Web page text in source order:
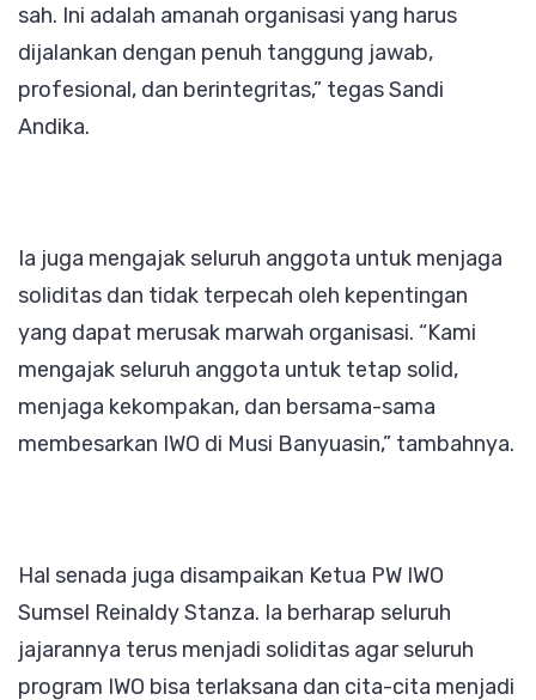
sah. Ini adalah amanah organisasi yang harus
dijalankan dengan penuh tanggung jawab,
profesional, dan berintegritas,” tegas Sandi
Andika.
Ia juga mengajak seluruh anggota untuk menjaga
soliditas dan tidak terpecah oleh kepentingan
yang dapat merusak marwah organisasi. “Kami
mengajak seluruh anggota untuk tetap solid,
menjaga kekompakan, dan bersama-sama
membesarkan IWO di Musi Banyuasin,” tambahnya.
Hal senada juga disampaikan Ketua PW IWO
Sumsel Reinaldy Stanza. Ia berharap seluruh
jajarannya terus menjadi soliditas agar seluruh
program IWO bisa terlaksana dan cita-cita menjadi